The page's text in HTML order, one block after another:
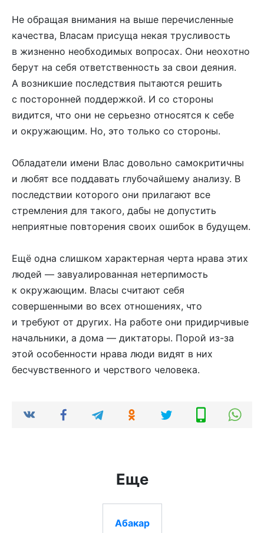
Не обращая внимания на выше перечисленные
качества, Власам присуща некая трусливость
в жизненно необходимых вопросах. Они неохотно
берут на себя ответственность за свои деяния.
А возникшие последствия пытаются решить
с посторонней поддержкой. И со стороны
видится, что они не серьезно относятся к себе
и окружающим. Но, это только со стороны.
Обладатели имени Влас довольно самокритичны
и любят все поддавать глубочайшему анализу. В
последствии которого они прилагают все
стремления для такого, дабы не допустить
неприятные повторения своих ошибок в будущем.
Ещё одна слишком характерная черта нрава этих
людей — завуалированная нетерпимость
к окружающим. Власы считают себя
совершенными во всех отношениях, что
и требуют от других. На работе они придирчивые
начальники, а дома — диктаторы. Порой из-за
этой особенности нрава люди видят в них
бесчувственного и черствого человека.
Еще
Абакар